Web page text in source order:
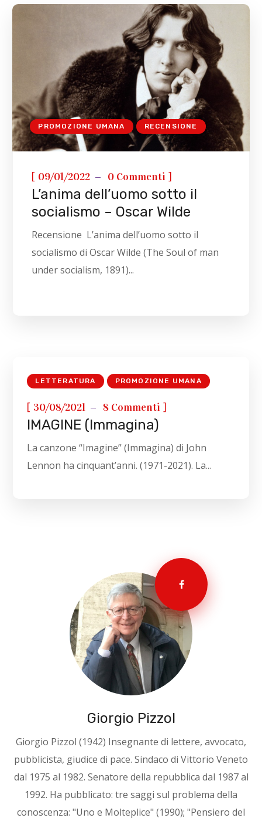
PROMOZIONE UMANA RECENSIONE
[ 09/01/2022 0 Commenti ]
L’anima dell’uomo sotto il
socialismo – Oscar Wilde
Recensione L’anima dell’uomo sotto il
socialismo di Oscar Wilde (The Soul of man
under socialism, 1891)...
LETTERATURA PROMOZIONE UMANA
[ 30/08/2021 8 Commenti ]
IMAGINE (Immagina)
La canzone “Imagine” (Immagina) di John
Lennon ha cinquant’anni. (1971-2021). La...
Giorgio Pizzol
Giorgio Pizzol (1942) Insegnante di lettere, avvocato,
pubblicista, giudice di pace. Sindaco di Vittorio Veneto
dal 1975 al 1982. Senatore della repubblica dal 1987 al
1992. Ha pubblicato: tre saggi sul problema della
conoscenza: "Uno e Molteplice" (1990); "Pensiero del